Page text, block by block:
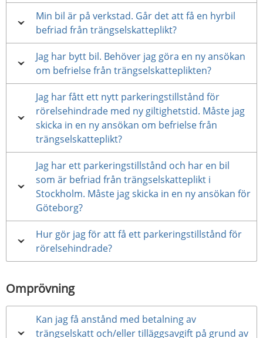
Min bil är på verkstad. Går det att få en hyrbil
befriad från trängselskatteplikt?
Jag har bytt bil. Behöver jag göra en ny ansökan
om befrielse från trängselskatteplikten?
Jag har fått ett nytt parkeringstillstånd för
rörelsehindrade med ny giltighetstid. Måste jag
skicka in en ny ansökan om befrielse från
trängselskatteplikt?
Jag har ett parkeringstillstånd och har en bil
som är befriad från trängselskatteplikt i
Stockholm. Måste jag skicka in en ny ansökan för
Göteborg?
Hur gör jag för att få ett parkeringstillstånd för
rörelsehindrade?
Omprövning
Kan jag få anstånd med betalning av
trängselskatt och/eller tilläggsavgift på grund av